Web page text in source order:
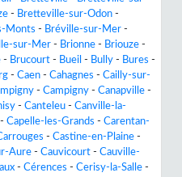
- Bretteville-sur-Odon -
Monts - Bréville-sur-Mer -
sur-Mer - Brionne - Briouze -
- Brucourt - Bueil - Bully - Bures -
- Caen - Cahagnes - Cailly-sur-
- Campigny - Canapville -
- Canteleu - Canville-la-
- Capelle-les-Grands - Carentan-
- Castine-en-Plaine -
Aure - Cauvicourt - Cauville-
- Cérences - Cerisy-la-Salle -